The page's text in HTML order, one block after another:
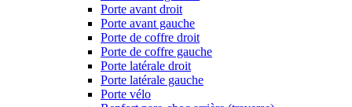
Porte avant droit
Porte avant gauche
Porte de coffre droit
Porte de coffre gauche
Porte latérale droit
Porte latérale gauche
Porte vélo